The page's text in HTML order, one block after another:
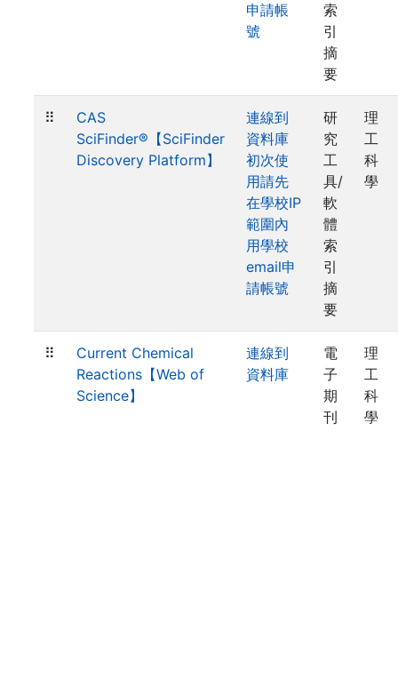
申請帳
號
索
引
摘
要
⠿
CAS
SciFinder®【SciFinder
Discovery Platform】
連線到
資料庫
初次使
用請先
在學校IP
範圍內
用學校
email申
請帳號
研
究
工
具/
軟
體
索
引
摘
要
理
工
科
學
⠿
Current Chemical
Reactions【Web of
Science】
連線到
資料庫
電
子
期
刊
理
工
科
學